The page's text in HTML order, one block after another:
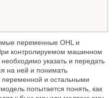
переменные OHL и
контролируемом машинном
указать и передать
на ней и понимать
и остальными
попытается понять, как